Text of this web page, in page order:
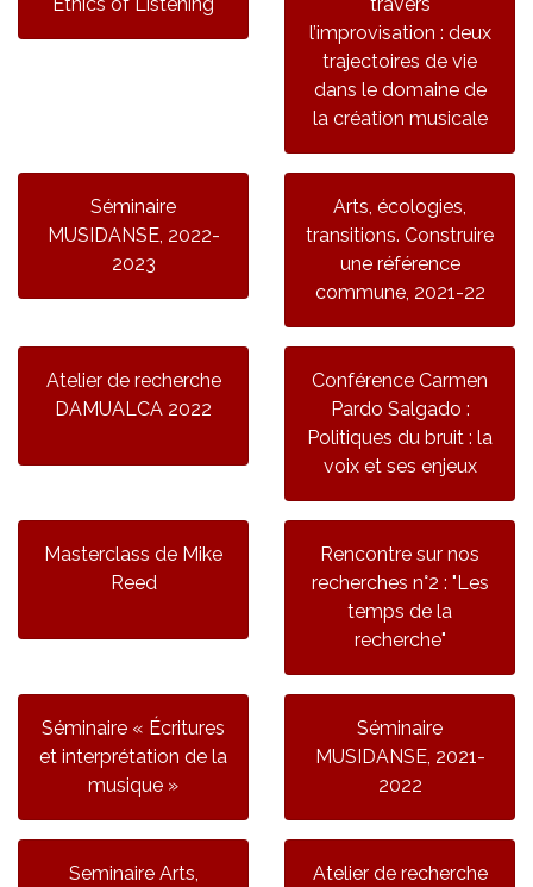
Ethics of Listening
travers
l’improvisation : deux
trajectoires de vie
dans le domaine de
la création musicale
Séminaire
MUSIDANSE, 2022-
2023
Arts, écologies,
transitions. Construire
une référence
commune, 2021-22
Atelier de recherche
DAMUALCA 2022
Conférence Carmen
Pardo Salgado :
Politiques du bruit : la
voix et ses enjeux
Masterclass de Mike
Reed
Rencontre sur nos
recherches n°2 : "Les
temps de la
recherche"
Séminaire « Écritures
et interprétation de la
musique »
Séminaire
MUSIDANSE, 2021-
2022
Seminaire Arts,
Atelier de recherche